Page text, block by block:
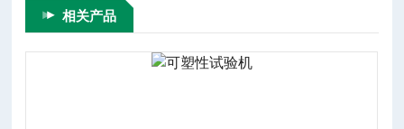
相关产品